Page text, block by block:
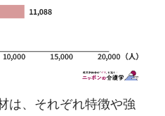
は、それぞれ特徴や強